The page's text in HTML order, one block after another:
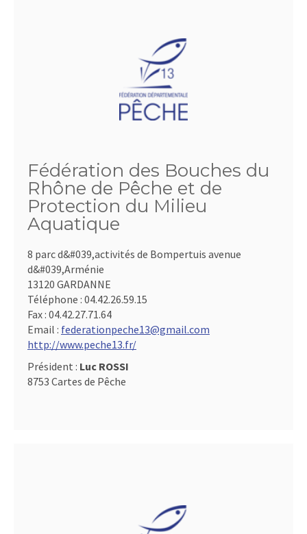
Fédération des Bouches du
Rhône de Pêche et de
Protection du Milieu
Aquatique
8 parc d&#039,activités de Bompertuis avenue
d&#039,Arménie
13120 GARDANNE
Téléphone : 04.42.26.59.15
Fax : 04.42.27.71.64
Email : federationpeche13@gmail.com
http://www.peche13.fr/
Président : Luc ROSSI
8753 Cartes de Pêche